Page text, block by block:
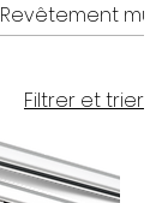
Revêtement mural
Filtrer et trier